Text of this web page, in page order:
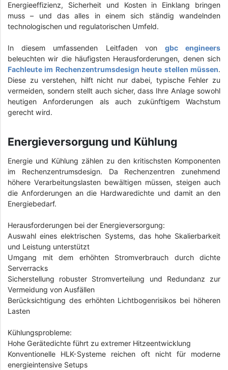
Energieeffizienz, Sicherheit und Kosten in Einklang bringen
muss – und das alles in einem sich ständig wandelnden
technologischen und regulatorischen Umfeld.
In diesem umfassenden Leitfaden von gbc engineers
beleuchten wir die häufigsten Herausforderungen, denen sich
Fachleute im Rechenzentrumsdesign heute stellen müssen.
Diese zu verstehen, hilft nicht nur dabei, typische Fehler zu
vermeiden, sondern stellt auch sicher, dass Ihre Anlage sowohl
heutigen Anforderungen als auch zukünftigem Wachstum
gerecht wird.
Energieversorgung und Kühlung
Energie und Kühlung zählen zu den kritischsten Komponenten
im Rechenzentrumsdesign. Da Rechenzentren zunehmend
höhere Verarbeitungslasten bewältigen müssen, steigen auch
die Anforderungen an die Hardwaredichte und damit an den
Energiebedarf.
Herausforderungen bei der Energieversorgung:
Auswahl eines elektrischen Systems, das hohe Skalierbarkeit
und Leistung unterstützt
Umgang mit dem erhöhten Stromverbrauch durch dichte
Serverracks
Sicherstellung robuster Stromverteilung und Redundanz zur
Vermeidung von Ausfällen
Berücksichtigung des erhöhten Lichtbogenrisikos bei höheren
Lasten
Kühlungsprobleme:
Hohe Gerätedichte führt zu extremer Hitzeentwicklung
Konventionelle HLK-Systeme reichen oft nicht für moderne
energieintensive Setups